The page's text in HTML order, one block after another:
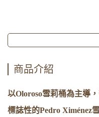
商品介紹
以Oloroso雪莉桶為主導
標誌性的Pedro Ximénez